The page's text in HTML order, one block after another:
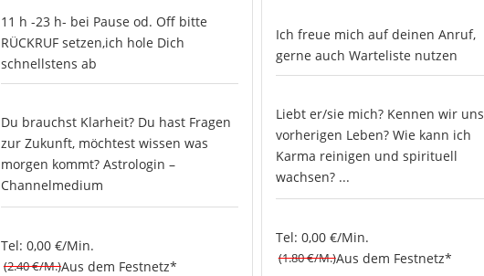
11 h -23 h- bei Pause od. Off bitte
RÜCKRUF setzen,ich hole Dich
schnellstens ab
Du brauchst Klarheit? Du hast Fragen
zur Zukunft, möchtest wissen was
morgen kommt? Astrologin –
Channelmedium
Tel: 0,00 €/Min.
(2.40 €/M.)Aus dem Festnetz*
Ich freue mich auf deinen Anruf,
gerne auch Warteliste nutzen
Liebt er/sie mich? Kennen wir
vorherigen Leben? Wie kann ich
Karma reinigen und spirituell
wachsen? ...
Tel: 0,00 €/Min.
(1.80 €/M.)Aus dem Festnetz*